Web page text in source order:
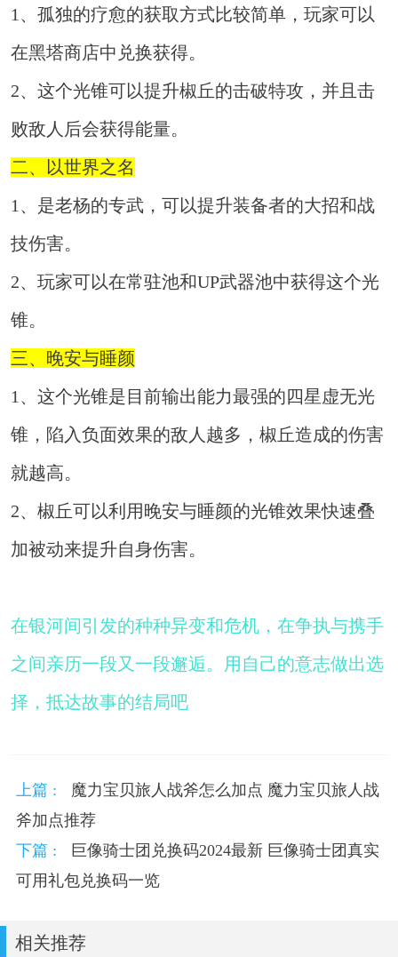
1、孤独的疗愈的获取方式比较简单，玩家可以
在黑塔商店中兑换获得。
2、这个光锥可以提升椒丘的击破特攻，并且击
败敌人后会获得能量。
二、以世界之名
1、是老杨的专武，可以提升装备者的大招和战
技伤害。
2、玩家可以在常驻池和UP武器池中获得这个光
锥。
三、晚安与睡颜
1、这个光锥是目前输出能力最强的四星虚无光
锥，陷入负面效果的敌人越多，椒丘造成的伤害
就越高。
2、椒丘可以利用晚安与睡颜的光锥效果快速叠
加被动来提升自身伤害。
在银河间引发的种种异变和危机，在争执与携手
之间亲历一段又一段邂逅。用自己的意志做出选
择，抵达故事的结局吧
上篇 :
魔力宝贝旅人战斧怎么加点 魔力宝贝旅人战
斧加点推荐
下篇 :
巨像骑士团兑换码2024最新 巨像骑士团真实
可用礼包兑换码一览
相关推荐